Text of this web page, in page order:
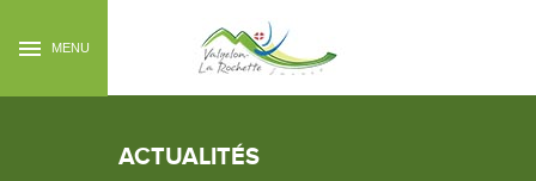
MENU
ACTUALITÉS